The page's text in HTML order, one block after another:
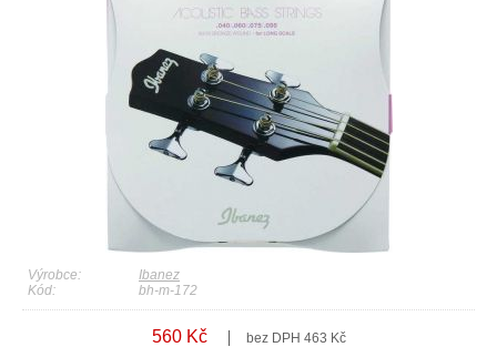
Výrobce:
Ibanez
Kód:
bh-m-172
560 Kč bez DPH 463 Kč